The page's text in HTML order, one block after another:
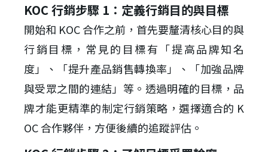
KOC 行銷步驟 1：定義行銷目的與目標
開始和 KOC 合作之前，首先要釐清核心目的與
行銷目標，常見的目標有「提高品牌知名
度」、「提升產品銷售轉換率」、「加強品牌
與受眾之間的連結」等。透過明確的目標，品
牌才能更精準的制定行銷策略，選擇適合的 K
OC 合作夥伴，方便後續的追蹤評估。